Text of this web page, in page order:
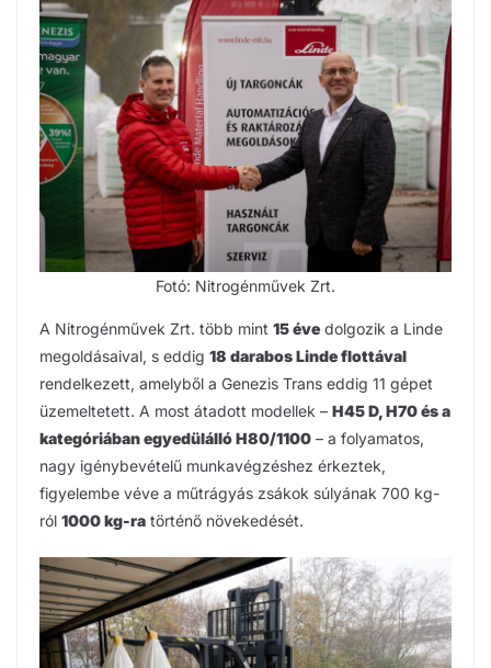
Fotó: Nitrogénművek Zrt.
A Nitrogénművek Zrt. több mint 15 éve dolgozik a Linde
megoldásaival, s eddig 18 darabos Linde flottával
rendelkezett, amelyből a Genezis Trans eddig 11 gépet
üzemeltetett. A most átadott modellek – H45 D, H70 és a
kategóriában egyedülálló H80/1100 – a folyamatos,
nagy igénybevételű munkavégzéshez érkeztek,
figyelembe véve a műtrágyás zsákok súlyának 700 kg-
ról 1000 kg-ra történő növekedését.